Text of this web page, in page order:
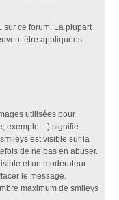
sur ce forum. La plupart
être appliquées
utilisées pour
exemple : :) signifie
est visible sur la
de ne pas en abuser.
et un modérateur
le message.
maximum de smileys